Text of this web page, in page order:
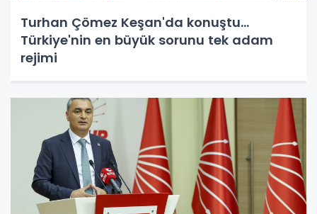
Turhan Çömez Keşan'da konuştu...
Türkiye'nin en büyük sorunu tek adam
rejimi